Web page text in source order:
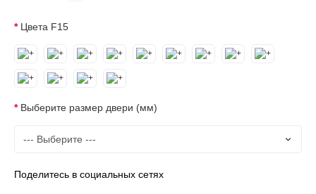
Цвета F15
Выберите размер двери (мм)
Поделитесь в социальных сетях